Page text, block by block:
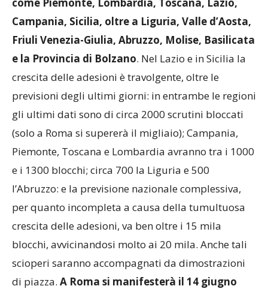
Campania, Sicilia, oltre a Liguria, Valle d’Aosta,
Friuli Venezia-Giulia, Abruzzo, Molise, Basilicata
e la Provincia di Bolzano. Nel Lazio e in Sicilia la
crescita delle adesioni è travolgente, oltre le
previsioni degli ultimi giorni: in entrambe le regioni
gli ultimi dati sono di circa 2000 scrutini bloccati
(solo a Roma si supererà il migliaio); Campania,
Piemonte, Toscana e Lombardia avranno tra i 1000
e i 1300 blocchi; circa 700 la Liguria e 500
l’Abruzzo: e la previsione nazionale complessiva,
per quanto incompleta a causa della tumultuosa
crescita delle adesioni, va ben oltre i 15 mila
blocchi, avvicinandosi molto ai 20 mila. Anche tali
scioperi saranno accompagnati da dimostrazioni
di piazza. A Roma si manifesterà il 14 giugno